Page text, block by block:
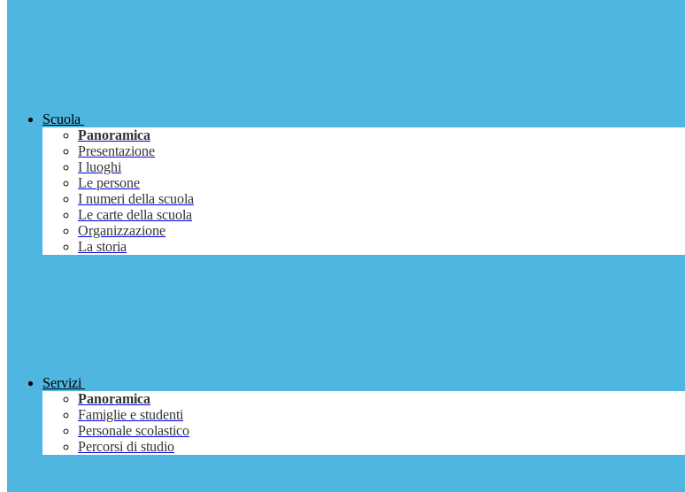
Scuola
Panoramica
Presentazione
I luoghi
Le persone
I numeri della scuola
Le carte della scuola
Organizzazione
La storia
Servizi
Panoramica
Famiglie e studenti
Personale scolastico
Percorsi di studio